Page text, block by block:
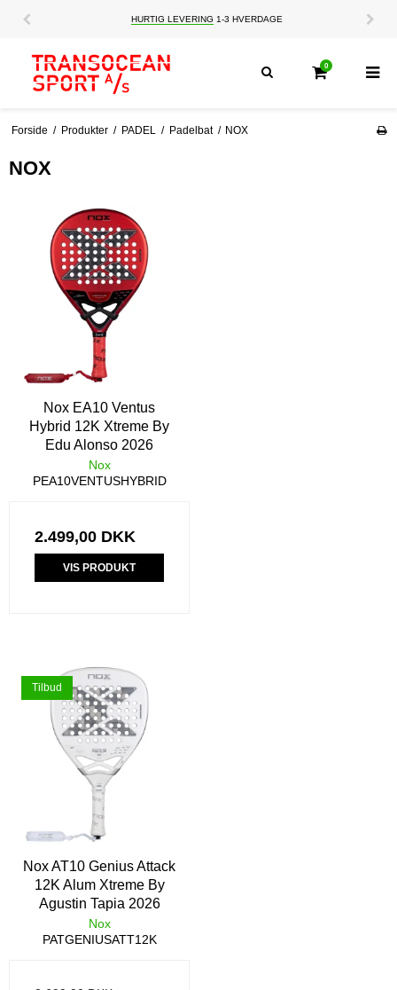
HURTIG LEVERING 1-3 HVERDAGE
0
Forside / Produkter / PADEL / Padelbat / NOX
NOX
Nox EA10 Ventus
Hybrid 12K Xtreme By
Edu Alonso 2026
Nox
PEA10VENTUSHYBRID
2.499,00 DKK
VIS PRODUKT
Tilbud
Nox AT10 Genius Attack
12K Alum Xtreme By
Agustin Tapia 2026
Nox
PATGENIUSATT12K